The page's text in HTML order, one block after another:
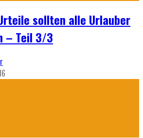
sollten alle Urlauber
– Teil 3/3